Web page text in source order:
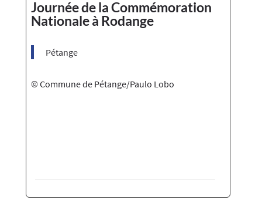
Journée de la Commémoration
Nationale à Rodange
Pétange
© Commune de Pétange/Paulo Lobo